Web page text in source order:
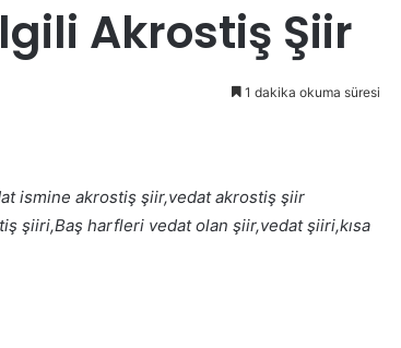
Akrostiş Şiir
1 dakika okuma süresi
ismine akrostiş şiir,vedat akrostiş şiir
şiiri,Baş harfleri vedat olan şiir,vedat şiiri,kısa